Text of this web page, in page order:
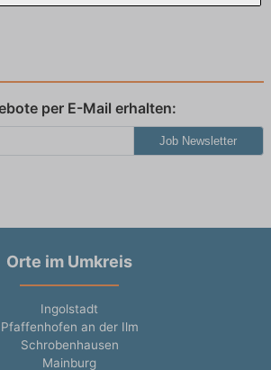
per E-Mail erhalten:
Job Newsletter
Orte im Umkreis
Ingolstadt
Pfaffenhofen an der Ilm
Schrobenhausen
Mainburg